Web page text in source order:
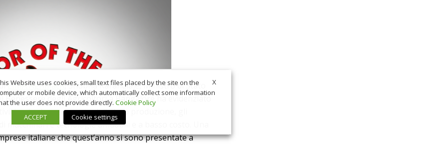
EIMA Agrimach, Shobha Karandlaje, Ministro di Stato
Benessere degli Agricoltori a Bangalore ha evidenziato
e il valore aggiunto della loro produzione, gli
e tecnologie affidabili e a basso costo. Una
italiane che quest’anno si sono presentate a
X
Website uses cookies, small text files placed by the site on the
or mobile device, which automatically collect some information
the user does not provide directly. Cookie Policy
ACCEPT
Cookie settings